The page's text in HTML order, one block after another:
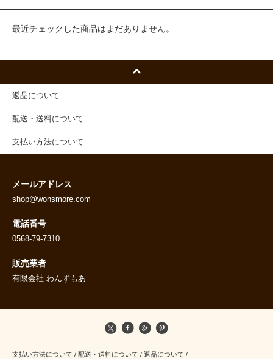
最近チェックした商品はまだありません。
返品について
配送・送料について
支払い方法について
メールアドレス
shop@wonsmore.com
電話番号
0568-79-7310
販売業者
有限会社 わんずもあ
支払い方法について / 配送・送料について / 返品について /